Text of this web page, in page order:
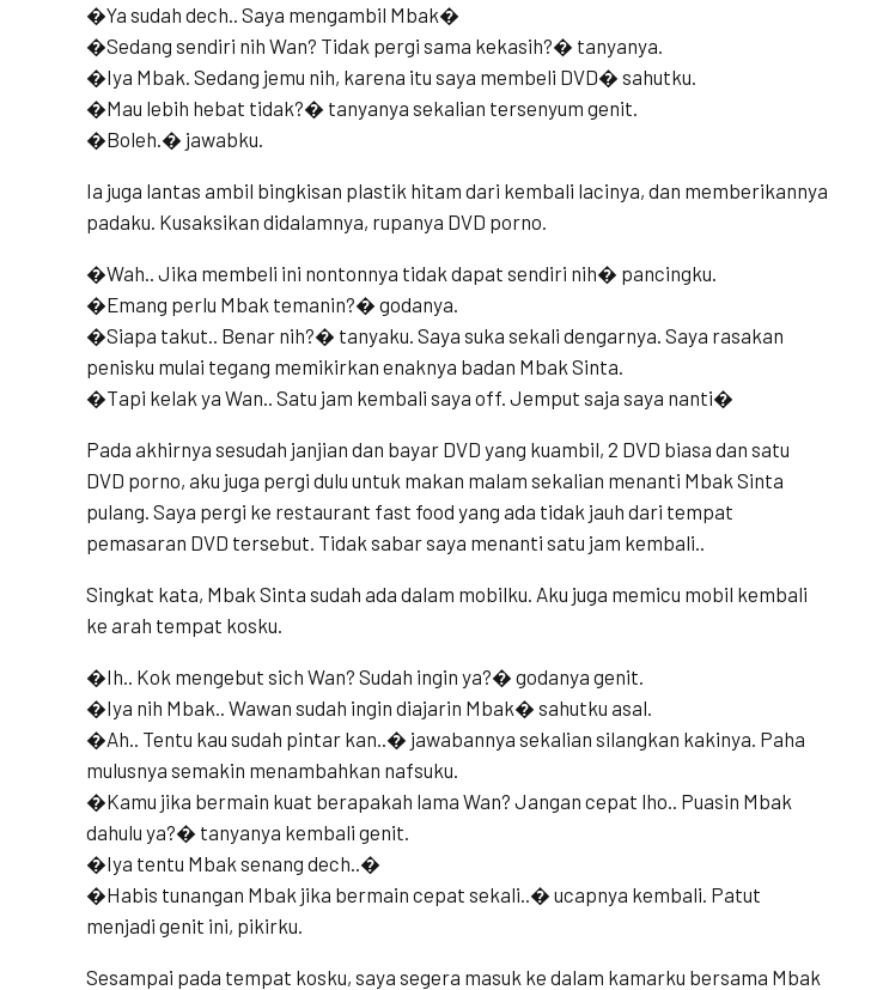
�Ya sudah dech.. Saya mengambil Mbak�
�Sedang sendiri nih Wan? Tidak pergi sama kekasih?� tanyanya.
�Iya Mbak. Sedang jemu nih, karena itu saya membeli DVD� sahutku.
�Mau lebih hebat tidak?� tanyanya sekalian tersenyum genit.
�Boleh.� jawabku.
Ia juga lantas ambil bingkisan plastik hitam dari kembali lacinya, dan memberikannya
padaku. Kusaksikan didalamnya, rupanya DVD porno.
�Wah.. Jika membeli ini nontonnya tidak dapat sendiri nih� pancingku.
�Emang perlu Mbak temanin?� godanya.
�Siapa takut.. Benar nih?� tanyaku. Saya suka sekali dengarnya. Saya rasakan
penisku mulai tegang memikirkan enaknya badan Mbak Sinta.
�Tapi kelak ya Wan.. Satu jam kembali saya off. Jemput saja saya nanti�
Pada akhirnya sesudah janjian dan bayar DVD yang kuambil, 2 DVD biasa dan satu
DVD porno, aku juga pergi dulu untuk makan malam sekalian menanti Mbak Sinta
pulang. Saya pergi ke restaurant fast food yang ada tidak jauh dari tempat
pemasaran DVD tersebut. Tidak sabar saya menanti satu jam kembali..
Singkat kata, Mbak Sinta sudah ada dalam mobilku. Aku juga memicu mobil kembali
ke arah tempat kosku.
�Ih.. Kok mengebut sich Wan? Sudah ingin ya?� godanya genit.
�Iya nih Mbak.. Wawan sudah ingin diajarin Mbak� sahutku asal.
�Ah.. Tentu kau sudah pintar kan..� jawabannya sekalian silangkan kakinya. Paha
mulusnya semakin menambahkan nafsuku.
�Kamu jika bermain kuat berapakah lama Wan? Jangan cepat lho.. Puasin Mbak
dahulu ya?� tanyanya kembali genit.
�Iya tentu Mbak senang dech..�
�Habis tunangan Mbak jika bermain cepat sekali..� ucapnya kembali. Patut
menjadi genit ini, pikirku.
Sesampai pada tempat kosku, saya segera masuk ke dalam kamarku bersama Mbak